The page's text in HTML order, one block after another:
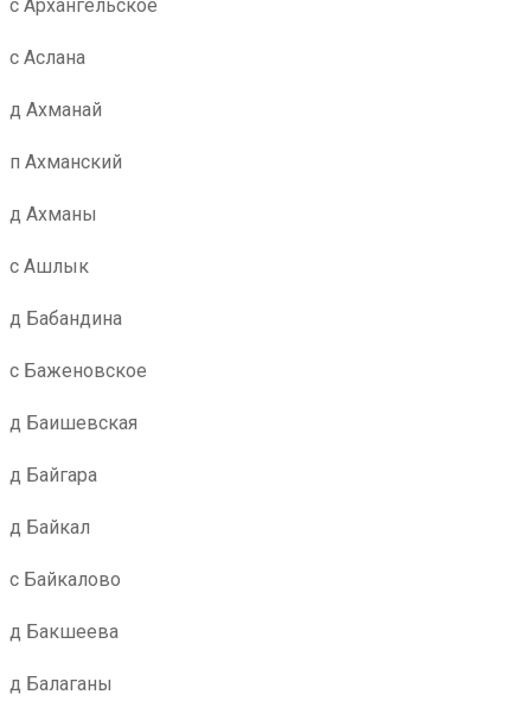
с Архангельское
с Аслана
д Ахманай
п Ахманский
д Ахманы
с Ашлык
д Бабандина
с Баженовское
д Баишевская
д Байгара
д Байкал
с Байкалово
д Бакшеева
д Балаганы